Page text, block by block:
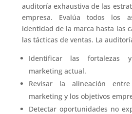
auditoría exhaustiva de las
empresa. Evalúa todos los
identidad de la marca hasta las
las tácticas de ventas. La
Identificar las fortalezas
marketing actual.
Revisar la alineación
marketing y los objetivos
Detectar oportunidades no